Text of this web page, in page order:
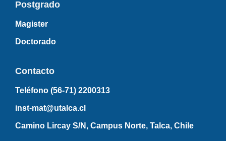
Postgrado
Magister
Doctorado
Contacto
Teléfono (56-71) 2200313
inst-mat@utalca.cl
Camino Lircay S/N, Campus Norte, Talca, Chile